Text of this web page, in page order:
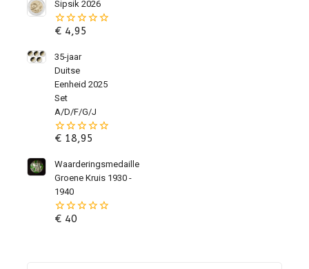
Sipsik 2026
0
de
€4,95
35-jaar
Duitse
Eenheid 2025
Set
A/D/F/G/J
0
de
5
€18,95
Waarderingsmedaille
Groene Kruis 1930 -
1940
0
€40